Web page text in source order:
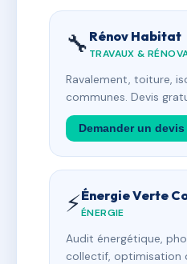
🔧 Rénov Habitat
TRAVAUX &
Ravalement, toiture,
communes. Devis
Demander un
⚡Énergie Verte
ÉNERGIE
Audit énergétique,
collectif, optimisation